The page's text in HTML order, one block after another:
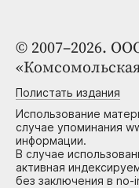
© 2007–2026.
Полистать издания
Использование
случае упоминания
информации.
В случае
активная
без заключения в